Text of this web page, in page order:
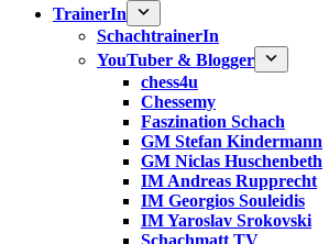
TrainerIn
SchachtrainerIn
YouTuber & Blogger
chess4u
Chessemy
Faszination Schach
GM Stefan Kindermann
GM Niclas Huschenbeth
IM Andreas Rupprecht
IM Georgios Souleidis
IM Yaroslav Srokovski
Schachmatt TV